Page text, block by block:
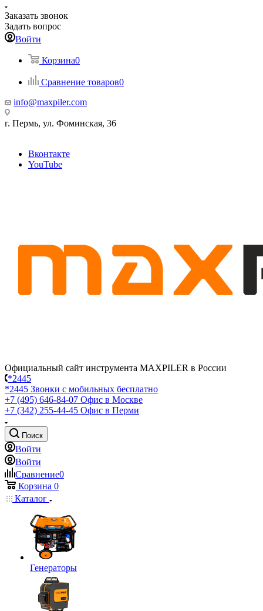
Заказать звонок
Задать вопрос
Войти
Корзина0
Сравнение товаров0
info@maxpiler.com
г. Пермь, ул. Фоминская, 36
Вконтакте
YouTube
Официальный сайт инструмента MAXPILER в России
*2445
*2445 Звонки с мобильных бесплатно
+7 (495) 646-84-07 Офис в Москве
+7 (342) 255-44-45 Офис в Перми
Поиск
Войти
Войти
Сравнение0
Корзина 0
Каталог
Генераторы